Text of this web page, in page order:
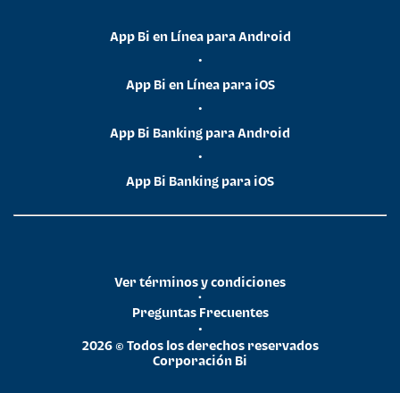
App Bi en Línea para Android
•
App Bi en Línea para iOS
•
App Bi Banking para Android
•
App Bi Banking para iOS
2026 © Todos los derechos reservados
Corporación Bi
•
Preguntas Frecuentes
•
Ver términos y condiciones